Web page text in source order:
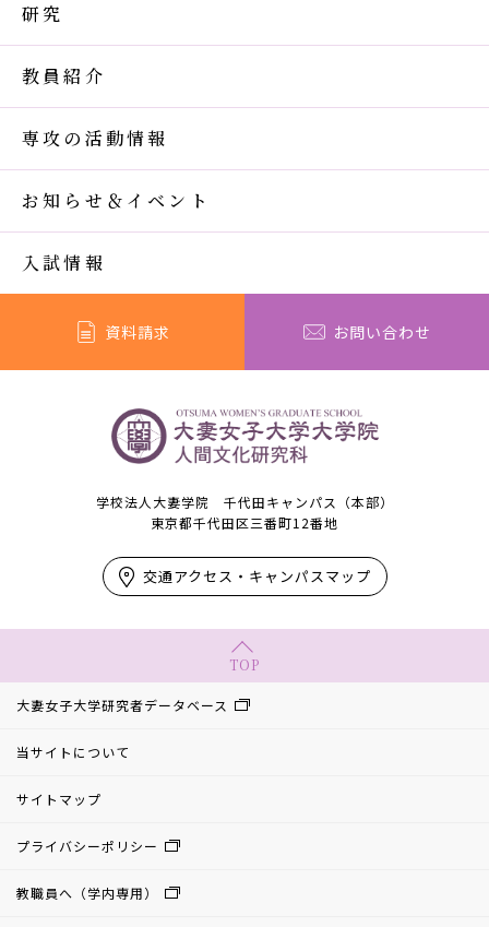
研究
教員紹介
専攻の活動情報
お知らせ＆イベント
入試情報
資料請求 お問い合わせ
学校法人大妻学院 千代田キャンパス（本部）
東京都千代田区三番町12番地
交通アクセス・キャンパスマップ
TOP
大妻女子大学研究者データベース
当サイトについて
サイトマップ
プライバシーポリシー
教職員へ（学内専用）